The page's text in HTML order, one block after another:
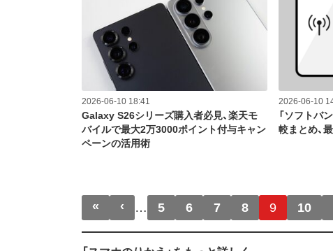
2026-06-10 18:41
Galaxy S26シリーズ購入者必見、楽天モ
バイルで最大2万3000ポイント付与キャン
ペーンの活用術
2026-06-10
「ソフトバ
較まとめ、
ページ送り
« 先頭ページ
‹ 前ページ
… 5 6 7 8 9 10